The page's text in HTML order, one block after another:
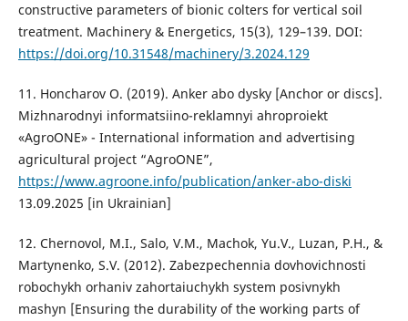
constructive parameters of bionic colters for vertical soil
treatment. Machinery & Energetics, 15(3), 129–139. DOI:
https://doi.org/10.31548/machinery/3.2024.129
11. Honcharov O. (2019). Anker abo dysky [Anchor or discs].
Mizhnarodnyi informatsiino-reklamnyi ahroproiekt
«AgroONE» - International information and advertising
agricultural project “AgroONE”,
https://www.agroone.info/publication/anker-abo-diski
13.09.2025 [in Ukrainian]
12. Chernovol, M.I., Salo, V.M., Machok, Yu.V., Luzan, P.H., &
Martynenko, S.V. (2012). Zabezpechennia dovhovichnosti
robochykh orhaniv zahortaiuchykh system posivnykh
mashyn [Ensuring the durability of the working parts of